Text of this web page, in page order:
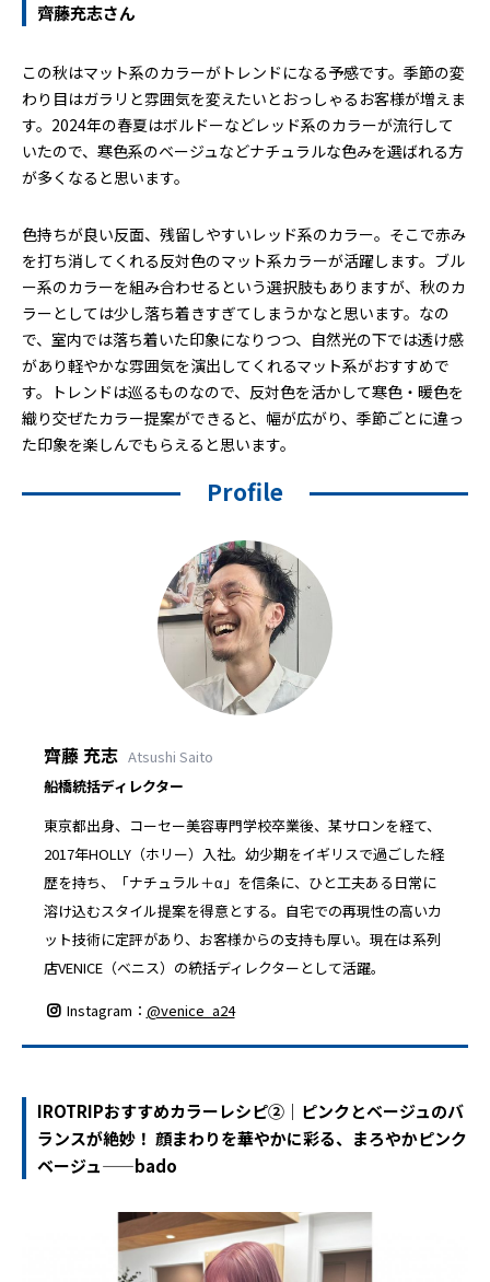
齊藤充志さん
この秋はマット系のカラーがトレンドになる予感です。季節の変
わり目はガラリと雰囲気を変えたいとおっしゃるお客様が増えま
す。2024年の春夏はボルドーなどレッド系のカラーが流行して
いたので、寒色系のベージュなどナチュラルな色みを選ばれる方
が多くなると思います。
色持ちが良い反面、残留しやすいレッド系のカラー。そこで赤み
を打ち消してくれる反対色のマット系カラーが活躍します。ブル
ー系のカラーを組み合わせるという選択肢もありますが、秋のカ
ラーとしては少し落ち着きすぎてしまうかなと思います。なの
で、室内では落ち着いた印象になりつつ、自然光の下では透け感
があり軽やかな雰囲気を演出してくれるマット系がおすすめで
す。トレンドは巡るものなので、反対色を活かして寒色・暖色を
織り交ぜたカラー提案ができると、幅が広がり、季節ごとに違っ
た印象を楽しんでもらえると思います。
Profile
齊藤 充志 Atsushi Saito
船橋統括ディレクター
東京都出身、コーセー美容専門学校卒業後、某サロンを経て、
2017年HOLLY（ホリー）入社。幼少期をイギリスで過ごした経
歴を持ち、「ナチュラル＋α」を信条に、ひと工夫ある日常に
溶け込むスタイル提案を得意とする。自宅での再現性の高いカ
ット技術に定評があり、お客様からの支持も厚い。現在は系列
店VENICE（ベニス）の統括ディレクターとして活躍。
Instagram： @venice_a24
IROTRIPおすすめカラーレシピ②｜ピンクとベージュのバ
ランスが絶妙！ 顔まわりを華やかに彩る、まろやかピンク
ベージュ——bado